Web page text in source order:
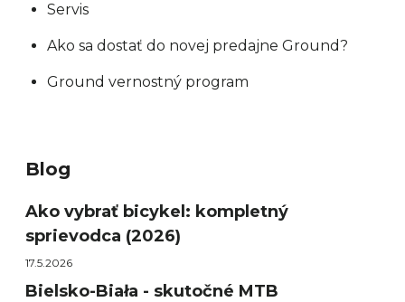
Servis
Ako sa dostať do novej predajne Ground?
Ground vernostný program
Blog
Ako vybrať bicykel: kompletný
sprievodca (2026)
17.5.2026
Bielsko-Biała - skutočné MTB